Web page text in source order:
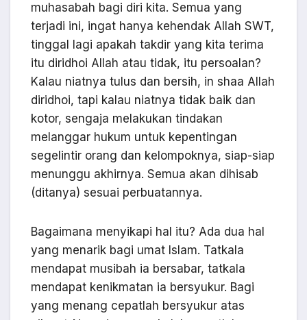
muhasabah bagi diri kita. Semua yang
terjadi ini, ingat hanya kehendak Allah SWT,
tinggal lagi apakah takdir yang kita terima
itu diridhoi Allah atau tidak, itu persoalan?
Kalau niatnya tulus dan bersih, in shaa Allah
diridhoi, tapi kalau niatnya tidak baik dan
kotor, sengaja melakukan tindakan
melanggar hukum untuk kepentingan
segelintir orang dan kelompoknya, siap-siap
menunggu akhirnya. Semua akan dihisab
(ditanya) sesuai perbuatannya.
Bagaimana menyikapi hal itu? Ada dua hal
yang menarik bagi umat Islam. Tatkala
mendapat musibah ia bersabar, tatkala
mendapat kenikmatan ia bersyukur. Bagi
yang menang cepatlah bersyukur atas